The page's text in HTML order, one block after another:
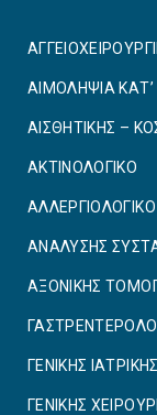
ΑΙΜΟΛΗΨΙΑ ΚΑΤ’
ΑΙΣΘΗΤΙΚΗΣ –
ΑΚΤΙΝΟΛΟΓΙΚΟ
ΑΝΑΛΥΣΗΣ
ΑΞΟΝΙΚΗΣ
ΓΕΝΙΚΗΣ ΙΑΤΡΙΚΗΣ
ΓΕΝΙΚΗΣ